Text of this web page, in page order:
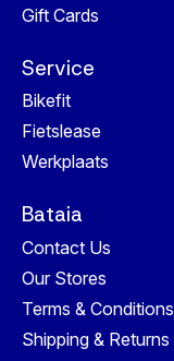
Gift Cards
Service
Bikefit
Fietslease
Werkplaats
Bataia
Contact Us
Our Stores
Terms & Conditions
Shipping & Returns